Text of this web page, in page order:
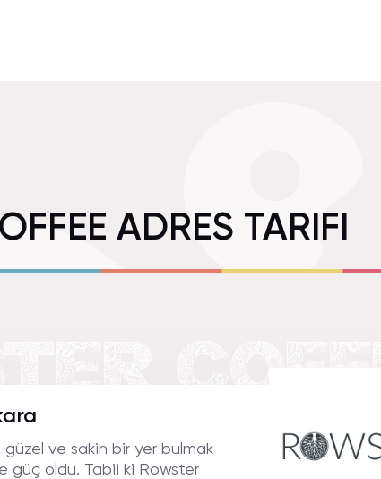
ADRES TARIFI
güzel ve sakin bir yer bulmak
güç oldu. Tabii ki Rowster